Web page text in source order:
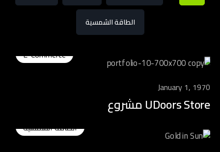
الطاقة الشمسية
E-Commerce
January 1, 1970
UDoors Store مشروع
الطاقة الشمسية